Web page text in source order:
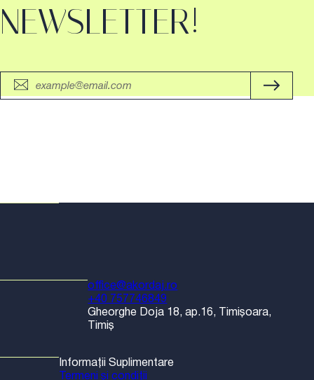
NEWSLETTER!
office@akordaj.ro
+40 757746849
Gheorghe Doja 18, ap.16, Timișoara,
Timiș
Informații Suplimentare
Termeni și condiții